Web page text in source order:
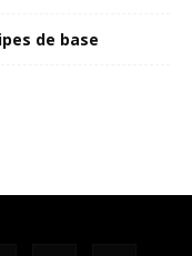
de base